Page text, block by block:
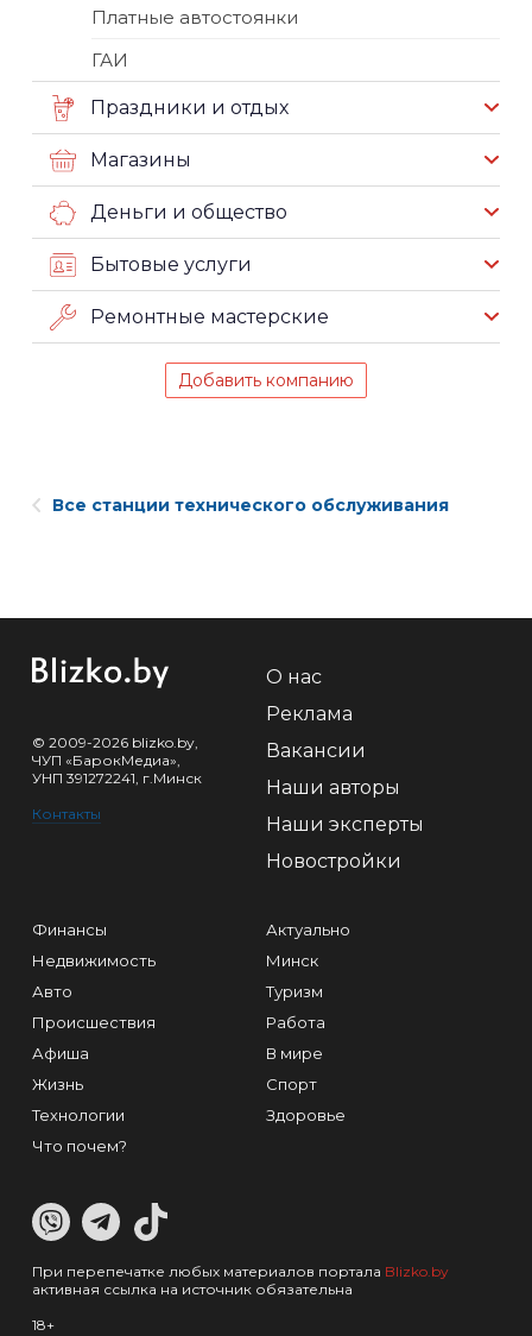
Платные автостоянки
ГАИ
Праздники и отдых
Магазины
Деньги и общество
Бытовые услуги
Ремонтные мастерские
Добавить компанию
Все станции технического обслуживания
© 2009-2026 blizko.by,
ЧУП «БарокМедиа»,
УНП 391272241, г.Минск
Контакты
О нас
Реклама
Вакансии
Наши авторы
Наши эксперты
Новостройки
Финансы
Недвижимость
Авто
Происшествия
Афиша
Жизнь
Технологии
Что почем?
Актуально
Минск
Туризм
Работа
В мире
Спорт
Здоровье
При перепечатке любых материалов портала Blizko.by
активная ссылка на источник обязательна
18+